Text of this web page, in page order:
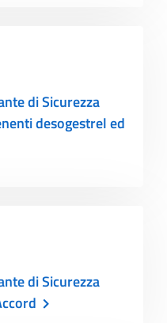
di Sicurezza
desogestrel ed
di Sicurezza